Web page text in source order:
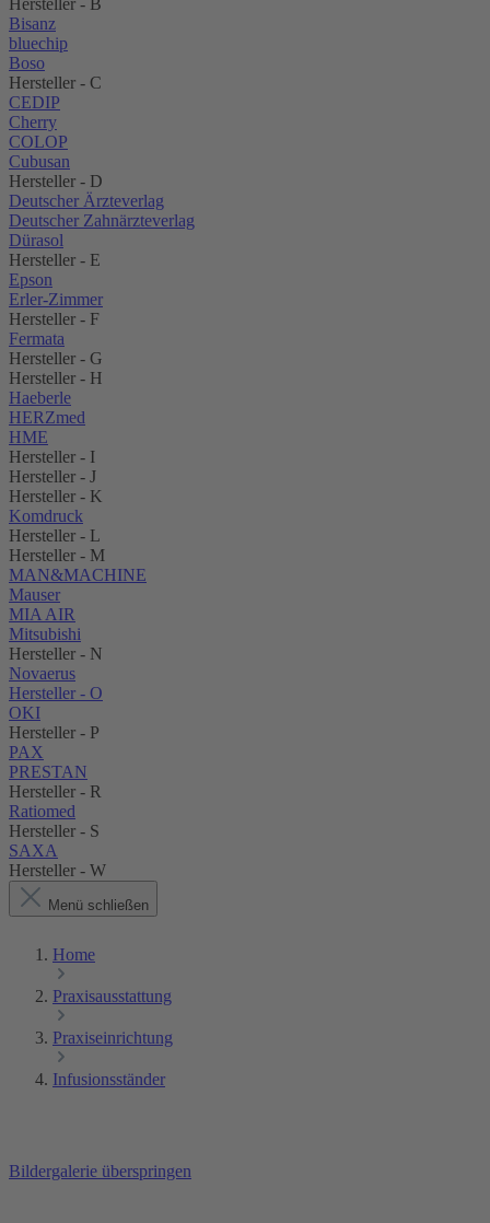
Hersteller - B
Bisanz
bluechip
Boso
Hersteller - C
CEDIP
Cherry
COLOP
Cubusan
Hersteller - D
Deutscher Ärzteverlag
Deutscher Zahnärzteverlag
Dürasol
Hersteller - E
Epson
Erler-Zimmer
Hersteller - F
Fermata
Hersteller - G
Hersteller - H
Haeberle
HERZmed
HME
Hersteller - I
Hersteller - J
Hersteller - K
Komdruck
Hersteller - L
Hersteller - M
MAN&MACHINE
Mauser
MIA AIR
Mitsubishi
Hersteller - N
Novaerus
Hersteller - O
OKI
Hersteller - P
PAX
PRESTAN
Hersteller - R
Ratiomed
Hersteller - S
SAXA
Hersteller - W
Menü schließen
Home
Praxisausstattung
Praxiseinrichtung
Infusionsständer
Bildergalerie überspringen